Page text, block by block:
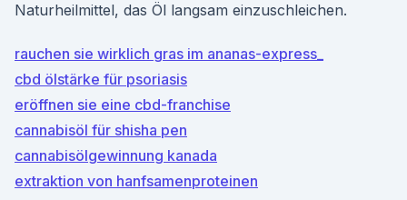
Naturheilmittel, das Öl langsam einzuschleichen.
rauchen sie wirklich gras im ananas-express_
cbd ölstärke für psoriasis
eröffnen sie eine cbd-franchise
cannabisöl für shisha pen
cannabisölgewinnung kanada
extraktion von hanfsamenproteinen